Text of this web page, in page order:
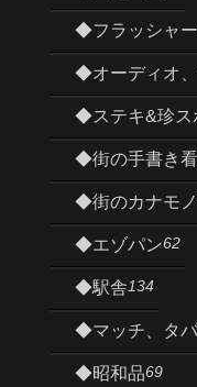
◆フラッシャ
◆オーディオ
◆ステキ&珍ス
◆街の手書き
◆街のカナモノ
◆エゾパン62
◆駅舎134
◆マッチ、タ
◆昭和品69